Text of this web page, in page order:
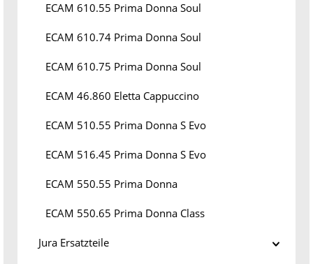
ECAM 610.55 Prima Donna Soul
ECAM 610.74 Prima Donna Soul
ECAM 610.75 Prima Donna Soul
ECAM 46.860 Eletta Cappuccino
ECAM 510.55 Prima Donna S Evo
ECAM 516.45 Prima Donna S Evo
ECAM 550.55 Prima Donna
ECAM 550.65 Prima Donna Class
Jura Ersatzteile